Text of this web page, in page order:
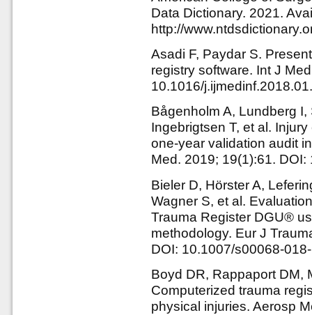
Data Dictionary. 2021.
http://
Asadi F, Paydar S.
registry software. Int J
10.1016/
Bågenholm A, Lundberg
Ingebrigtsen T, et al.
one-year validation audit
Med. 2019; 19(1):61.
Bieler D, Hörster A,
Wagner S, et al.
Trauma Register DGU®
methodology. Eur J
DOI: 10.1007/s00068-
Boyd DR, Rappaport DM,
Computerized trauma
physical injuries. Aerosp